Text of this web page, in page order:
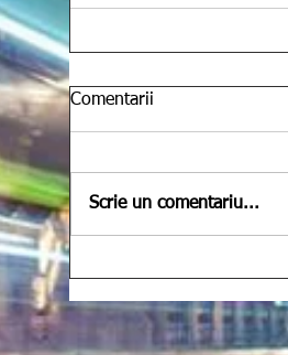
Comentarii
Scrie un comentariu...